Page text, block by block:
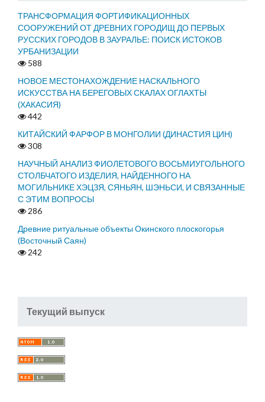
ТРАНСФОРМАЦИЯ ФОРТИФИКАЦИОННЫХ
СООРУЖЕНИЙ ОТ ДРЕВНИХ ГОРОДИЩ ДО ПЕРВЫХ
РУССКИХ ГОРОДОВ В ЗАУРАЛЬЕ: ПОИСК ИСТОКОВ
УРБАНИЗАЦИИ
588
НОВОЕ МЕСТОНАХОЖДЕНИЕ НАСКАЛЬНОГО
ИСКУССТВА НА БЕРЕГОВЫХ СКАЛАХ ОГЛАХТЫ
(ХАКАСИЯ)
442
КИТАЙСКИЙ ФАРФОР В МОНГОЛИИ (ДИНАСТИЯ ЦИН)
308
НАУЧНЫЙ АНАЛИЗ ФИОЛЕТОВОГО ВОСЬМИУГОЛЬНОГО
СТОЛБЧАТОГО ИЗДЕЛИЯ, НАЙДЕННОГО НА
МОГИЛЬНИКЕ ХЭЦЗЯ, СЯНЬЯН, ШЭНЬСИ, И СВЯЗАННЫЕ
С ЭТИМ ВОПРОСЫ
286
Древние ритуальные объекты Окинского плоскогорья
(Восточный Саян)
242
Текущий выпуск